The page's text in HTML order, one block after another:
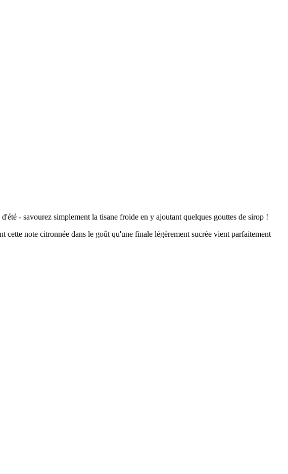
- savourez simplement la tisane froide en y ajoutant quelques gouttes de sirop !
note citronnée dans le goût qu'une finale légèrement sucrée vient parfaitement